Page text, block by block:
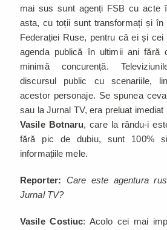
mai sus sunt agenți FSB cu acte
asta, cu toții sunt transformați și în
Federației Ruse, pentru că ei și
agenda publică în ultimii ani
minimă concurență.
discursul public cu scenariile,
acestor personaje. Se spunea
sau la Jurnal TV, era preluat imediat
Vasile Botnaru, care la rându-i
fără pic de dubiu, sunt 100%
informațiile mele.
Reporter: Care este agentura
Jurnal TV?
Vasile Costiuc: Acolo cei mai